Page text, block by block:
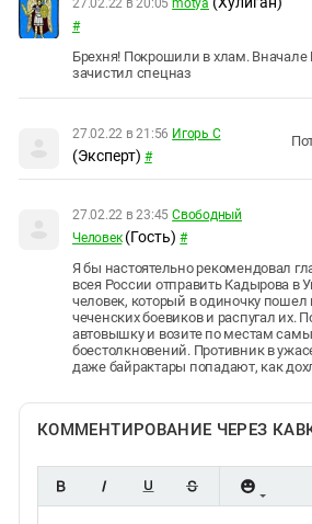
27.02.22 в 20:05 motya
#
Брехня! Покрошили в хлам. Вначале
зачистил спецназ
27.02.22 в 21:56 Игорь С
(Эксперт) #
27.02.22 в 23:45 Свободный
Человек (Гость) #
Я бы настоятельно рекомендовал
всея России отправить Кадырова в
человек, который в одиночку
чеченских боевиков и распугал их.
автовышку и возите по местам
боестолкновений. Противник в
даже байрактары попадают, как
КОММЕНТИРОВАНИЕ ЧЕРЕЗ